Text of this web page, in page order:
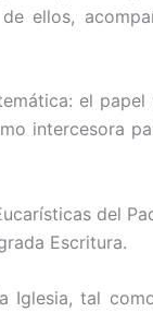
ellos,
el
intercesora
del
Escritura.
Iglesia, tal